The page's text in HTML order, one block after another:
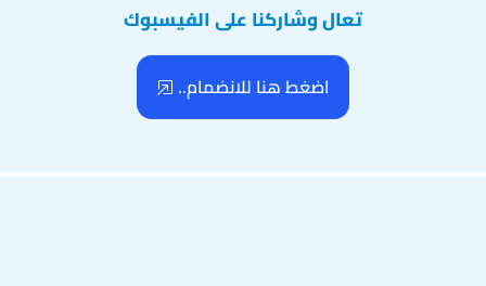
تعال وشاركنا على الفيسبوك
اضغط هنا للانضمام..